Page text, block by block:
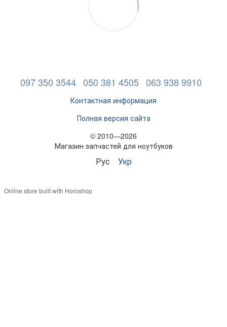
097 350 3544 050 381 4505 063 938 9910
Контактная информация
Полная версия сайта
© 2010—2026
Магазин запчастей для ноутбуков
Рус Укр
Online store built with Horoshop